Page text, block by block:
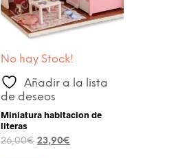
No hay Stock!
Añadir a la lista
de deseos
Miniatura habitacion de
literas
26,00€ El
23,90€